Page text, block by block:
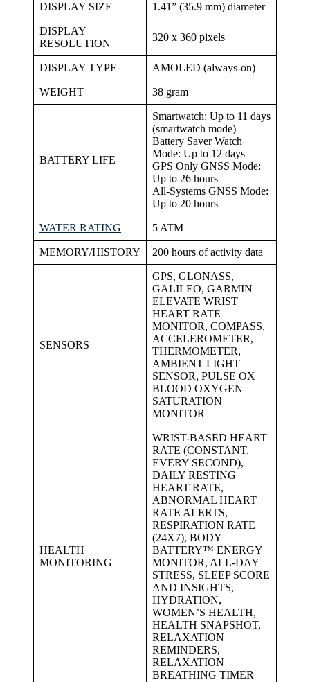
DISPLAY SIZE 1.41” (35.9 mm) diameter
DISPLAY
RESOLUTION
320 x 360 pixels
DISPLAY TYPE AMOLED (always-on)
WEIGHT 38 gram
BATTERY LIFE
Smartwatch: Up to 11 days
(smartwatch mode)
Battery Saver Watch
Mode: Up to 12 days
GPS Only GNSS Mode:
Up to 26 hours
All-Systems GNSS Mode:
Up to 20 hours
WATER RATING 5 ATM
MEMORY/HISTORY 200 hours of activity data
SENSORS
GPS, GLONASS,
GALILEO, GARMIN
ELEVATE WRIST
HEART RATE
MONITOR, COMPASS,
ACCELEROMETER,
THERMOMETER,
AMBIENT LIGHT
SENSOR, PULSE OX
BLOOD OXYGEN
SATURATION
MONITOR
HEALTH
MONITORING
WRIST-BASED HEART
RATE (CONSTANT,
EVERY SECOND),
DAILY RESTING
HEART RATE,
ABNORMAL HEART
RATE ALERTS,
RESPIRATION RATE
(24X7), BODY
BATTERY™ ENERGY
MONITOR, ALL-DAY
STRESS, SLEEP SCORE
AND INSIGHTS,
HYDRATION,
WOMEN’S HEALTH,
HEALTH SNAPSHOT,
RELAXATION
REMINDERS,
RELAXATION
BREATHING TIMER